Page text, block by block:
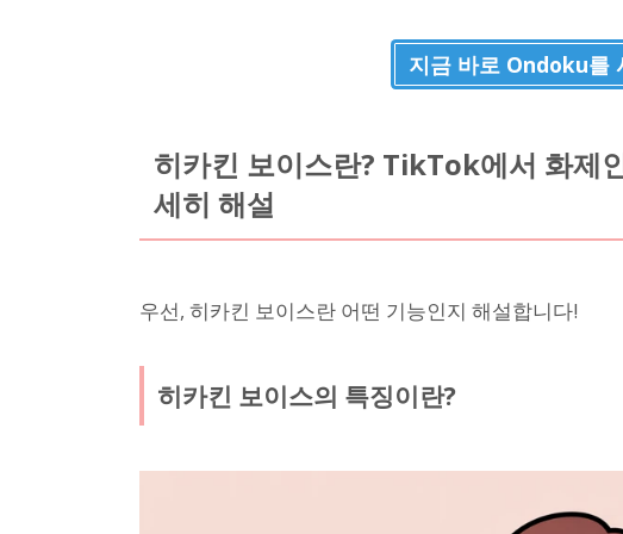
지금 바로 Ondoku를
히카킨 보이스란? TikTok에서 화제
세히 해설
우선, 히카킨 보이스란 어떤 기능인지 해설합니다!
히카킨 보이스의 특징이란?